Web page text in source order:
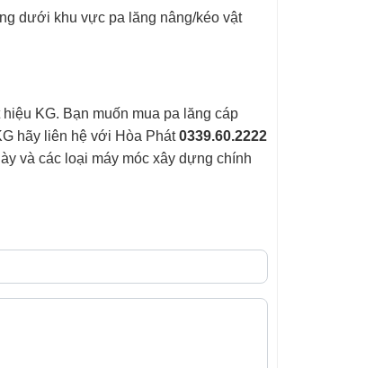
dưới khu vực pa lăng nâng/kéo vật
KG. Bạn muốn mua pa lăng cáp
hãy liên hệ với Hòa Phát0339.60.2222
và các loại máy móc xây dựng chính